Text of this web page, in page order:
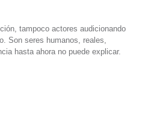
tampoco actores audicionando
Son seres humanos, reales,
hasta ahora no puede explicar.